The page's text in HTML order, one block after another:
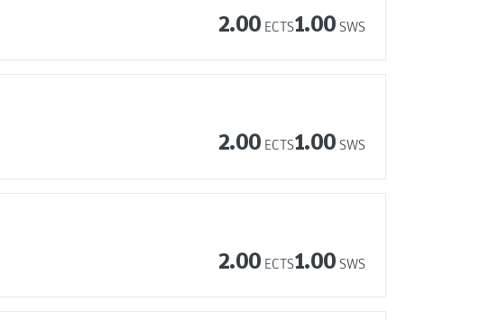
2.00 ECTS1.00 SWS
2.00 ECTS1.00 SWS
2.00 ECTS1.00 SWS